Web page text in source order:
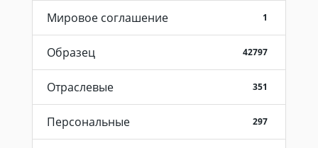
Мировое соглашение 1
Образец 42797
Отраслевые 351
Персональные 297